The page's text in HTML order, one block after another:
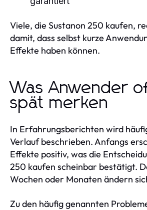
Viele, die Sustanon 250 kaufen,
damit, dass selbst kurze
Effekte haben können.
Was Anwender
spät merken
In Erfahrungsberichten wird
Verlauf beschrieben. Anfangs
Effekte positiv, was die
250 kaufen scheinbar bestätigt.
Wochen oder Monaten ändern
Zu den häufig genannten